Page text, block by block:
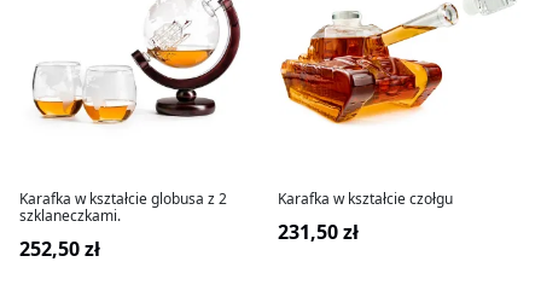
Karafka w kształcie globusa z 2
szklaneczkami.
252,50 zł
Karafka w kształcie czołgu
231,50 zł